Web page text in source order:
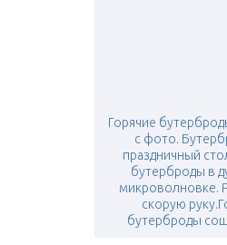
Горячие
с фото.
праздничный
бутерброды в
микроволновке.
скорую
бутерброды